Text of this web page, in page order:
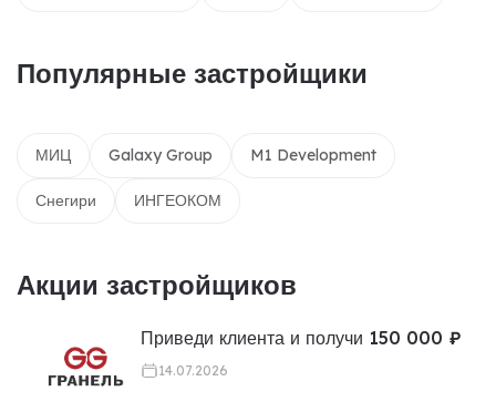
Популярные застройщики
МИЦ Galaxy Group M1 Development
Снегири ИНГЕОКОМ
Акции застройщиков
Приведи клиента и получи 150 000 ₽
14.07.2026